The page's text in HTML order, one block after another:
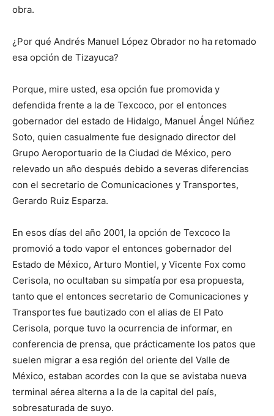
obra.
¿Por qué Andrés Manuel López Obrador no ha retomado
esa opción de Tizayuca?
Porque, mire usted, esa opción fue promovida y
defendida frente a la de Texcoco, por el entonces
gobernador del estado de Hidalgo, Manuel Ángel Núñez
Soto, quien casualmente fue designado director del
Grupo Aeroportuario de la Ciudad de México, pero
relevado un año después debido a severas diferencias
con el secretario de Comunicaciones y Transportes,
Gerardo Ruiz Esparza.
En esos días del año 2001, la opción de Texcoco la
promovió a todo vapor el entonces gobernador del
Estado de México, Arturo Montiel, y Vicente Fox como
Cerisola, no ocultaban su simpatía por esa propuesta,
tanto que el entonces secretario de Comunicaciones y
Transportes fue bautizado con el alias de El Pato
Cerisola, porque tuvo la ocurrencia de informar, en
conferencia de prensa, que prácticamente los patos que
suelen migrar a esa región del oriente del Valle de
México, estaban acordes con la que se avistaba nueva
terminal aérea alterna a la de la capital del país,
sobresaturada de suyo.